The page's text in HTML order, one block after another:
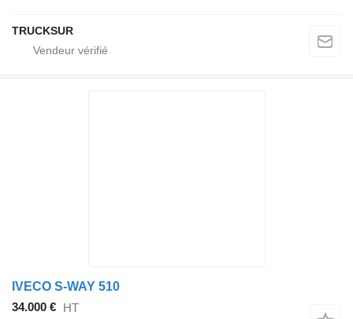
TRUCKSUR
IVECO S-WAY 510
34.000 € HT